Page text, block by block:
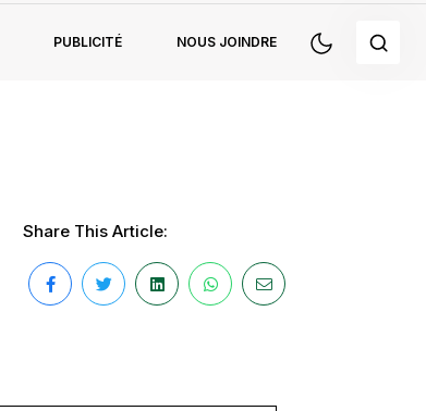
PUBLICITÉ NOUS JOINDRE
Share This Article: